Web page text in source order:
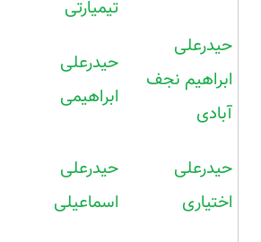
تیمیارتی
حیدرعلی
ابراهیم نجف
آبادی
حیدرعلی
ابراهیمی
حیدرعلی
اختیاری
حیدرعلی
اسماعیلی